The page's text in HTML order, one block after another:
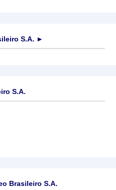
S.A. ►
S.A.
Brasileiro S.A.